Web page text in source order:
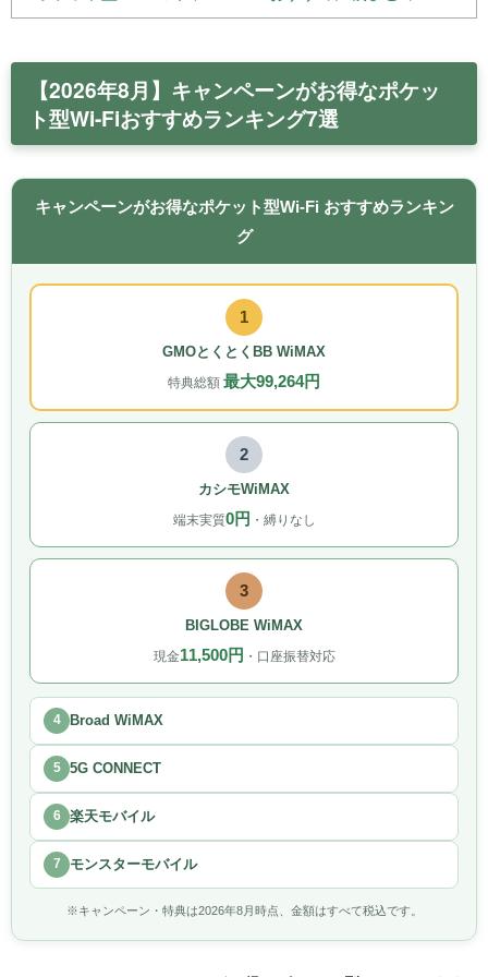
【2026年8月】キャンペーンがお得なポケッ
ト型Wi-Fiおすすめランキング7選
キャンペーンがお得なポケット型Wi-Fi おすすめランキン
グ
1
GMOとくとくBB WiMAX
特典総額 最大99,264円
2
カシモWiMAX
端末実質0円 ・縛りなし
3
BIGLOBE WiMAX
現金11,500円 ・口座振替対応
4 Broad WiMAX
5 5G CONNECT
6 楽天モバイル
7 モンスターモバイル
※キャンペーン・特典は2026年8月時点、金額はすべて税込です。